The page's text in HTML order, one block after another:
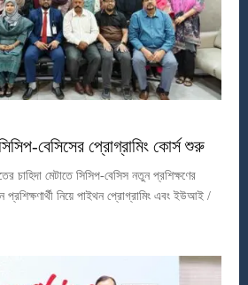
বেসিসের প্রোগ্রামিং কোর্স শুরু
চাহিদা মেটাতে সিসিপ-বেসিস নতুন প্রশিক্ষণের
নিয়ে পাইথন প্রোগ্রামিং এবং ইউআই /